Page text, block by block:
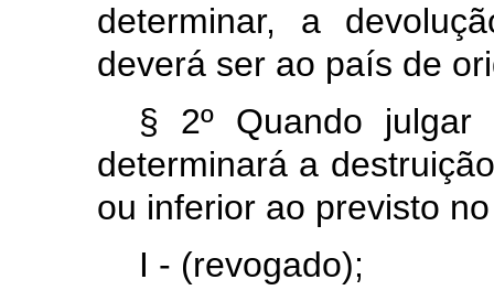
determinar, a
deverá ser ao país de
§ 2º Quando julgar
determinará a
ou inferior ao previsto
I - (revogado);